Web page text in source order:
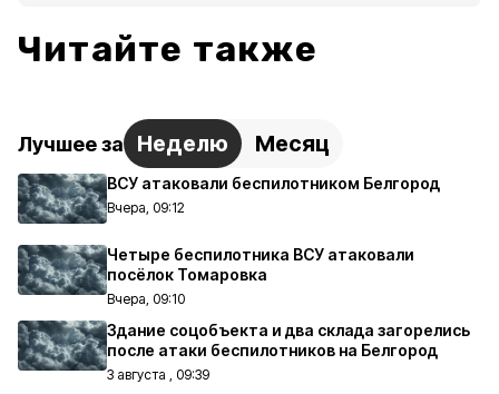
Читайте также
Лучшее за Неделю Месяц
ВСУ атаковали беспилотником Белгород
Вчера, 09:12
Четыре беспилотника ВСУ атаковали
посёлок Томаровка
Вчера, 09:10
Здание соцобъекта и два склада загорелись
после атаки беспилотников на Белгород
3 августа , 09:39